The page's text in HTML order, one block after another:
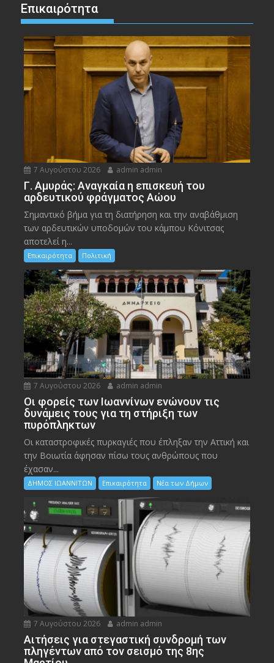
Επικαιρότητα
7 Αυγούστου 2026 admin admin
Γ. Αμυράς: Αναγκαία η επισκευή του
αρδευτικού φράγματος Αώου
Σημαντικό βήμα για τη διατήρηση και την αναβάθμιση
των αρδευτικών υποδομών του κάμπου Κόνιτσας
αποτελεί η...
Επικαιρότητα Πολιτική
7 Αυγούστου 2026 admin admin
Οι φορείς των Ιωαννίνων ενώνουν τις
δυνάμεις τους για τη στήριξη των
πυρόπληκτων
Οι καταστροφικές πυρκαγιές που έπληξαν την Αττική και
την Bοιωτία άφησαν πίσω τους ανθρώπους που
έχασαν...
ΔΗΜΟΣ ΙΩΑΝΝΙΤΩΝ Επικαιρότητα Νέα των Δήμων
7 Αυγούστου 2026 admin admin
Αιτήσεις για στεγαστική συνδρομή των
πληγέντων από τον σεισμό της 8ης